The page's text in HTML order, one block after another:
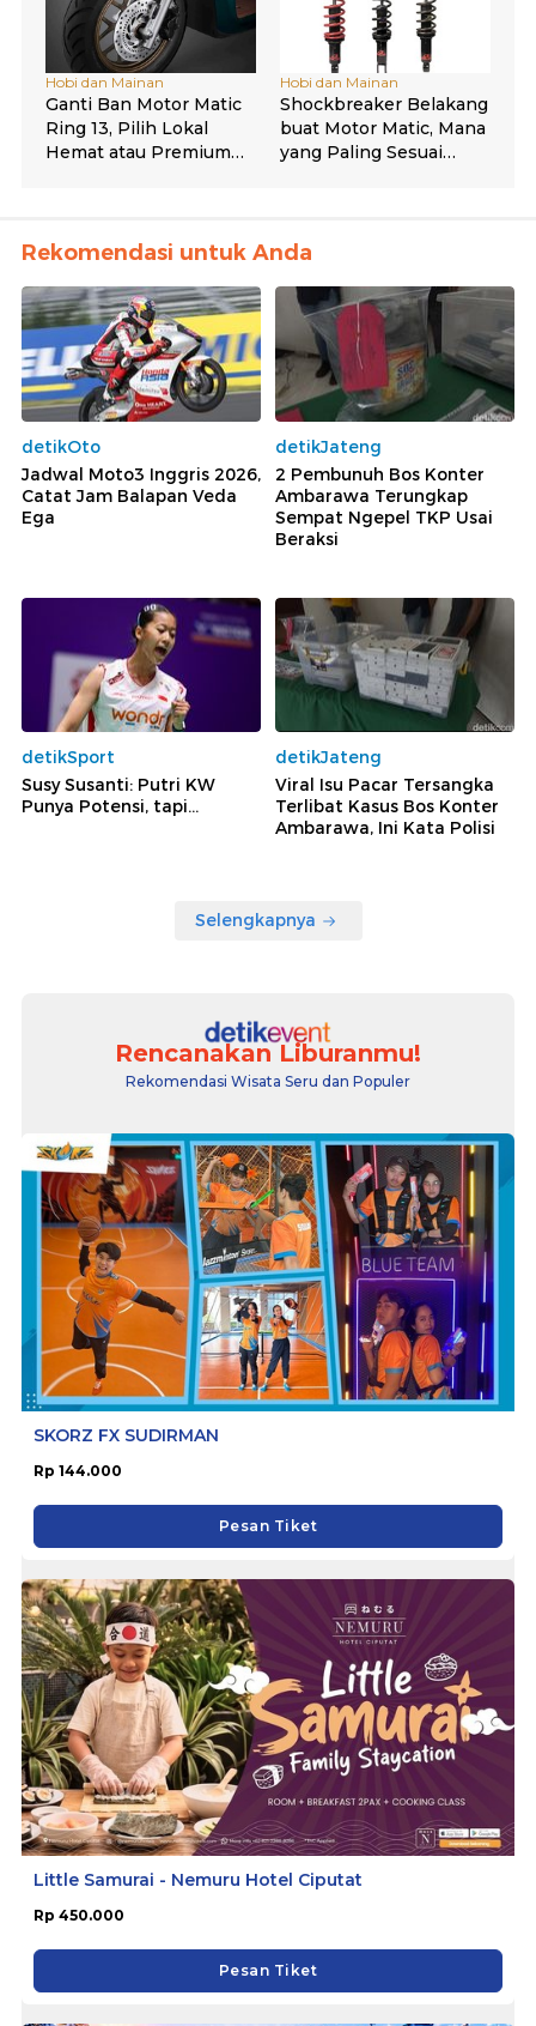
Rekomendasi untuk Anda
detikOto
Jadwal Moto3 Inggris 2026,
Catat Jam Balapan Veda
Ega
detikJateng
2 Pembunuh Bos Konter
Ambarawa Terungkap
Sempat Ngepel TKP Usai
Beraksi
detikSport
Susy Susanti: Putri KW
Punya Potensi, tapi...
detikJateng
Viral Isu Pacar Tersangka
Terlibat Kasus Bos Konter
Ambarawa, Ini Kata Polisi
Selengkapnya
Rencanakan Liburanmu!
Rekomendasi Wisata Seru dan Populer
SKORZ FX SUDIRMAN
Rp 144.000
Pesan Tiket
Little Samurai - Nemuru Hotel Ciputat
Rp 450.000
Pesan Tiket